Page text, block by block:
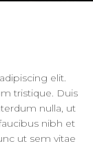
elit.
tristique. Duis
nulla, ut
nibh et
ut sem vitae